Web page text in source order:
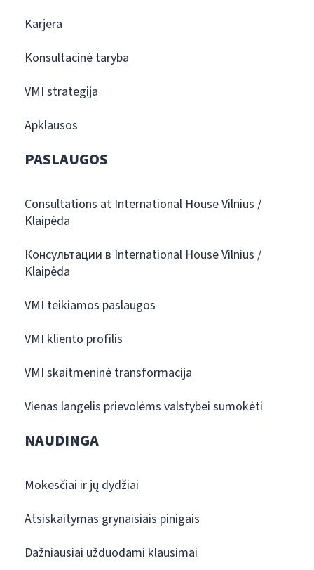
Karjera
Konsultacinė taryba
VMI strategija
Apklausos
PASLAUGOS
Consultations at International House Vilnius /
Klaipėda
Консультации в International House Vilnius /
Klaipėda
VMI teikiamos paslaugos
VMI kliento profilis
VMI skaitmeninė transformacija
Vienas langelis prievolėms valstybei sumokėti
NAUDINGA
Mokesčiai ir jų dydžiai
Atsiskaitymas grynaisiais pinigais
Dažniausiai užduodami klausimai